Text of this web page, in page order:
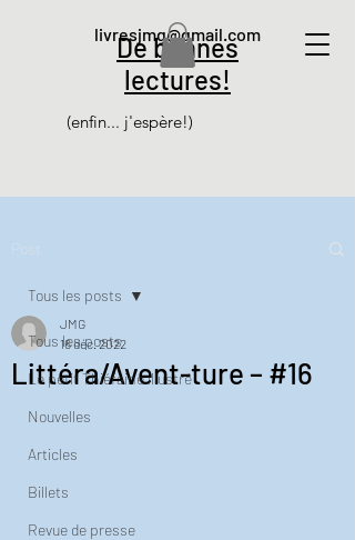
De bonnes
lectures!
(enfin... j'espère!)
livresjmg@gmail.com
Tous les posts
Le petit Thiéfaine illustré
Nouvelles
Articles
Billets
Revue de presse
Tous les posts
Littéra/Avent-ture – #16
JMG
16 déc. 2022